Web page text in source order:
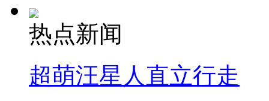
热点新闻
超萌汪星人直立行走